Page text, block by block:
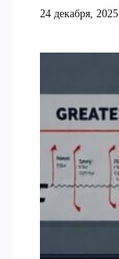
24 декабря, 2025